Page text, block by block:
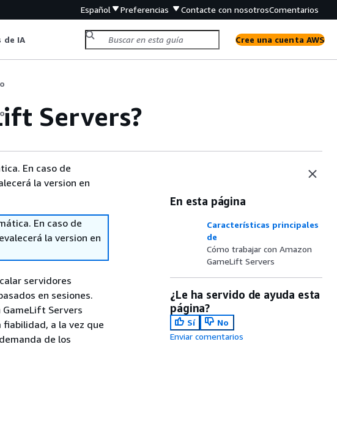
Español Preferencias Contacte con nosotrosComentarios
de IA Cree una cuenta AWS
Servers?
En caso de
la version en
En caso de
la version en
servidores
en sesiones.
Servers
a la vez que
de los
En esta página
Características principales
de
Cómo trabajar con Amazon
GameLift Servers
¿Le ha servido de ayuda esta
página?
Sí
No
Enviar comentarios